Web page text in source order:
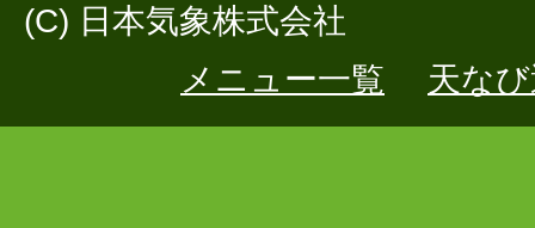
(C) 日本気象株式会社
メニュー一覧
天な